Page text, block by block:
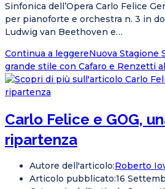
Sinfonica dell’Opera Carlo Felice
per pianoforte e orchestra n. 3 in
Ludwig van Beethoven e…
Continua a leggereNuova Stagione
grande stile con Cafaro e Renzetti
Carlo Felice e GOG,
ripartenza
Autore dell'articolo:Roberto
Articolo pubblicato:16